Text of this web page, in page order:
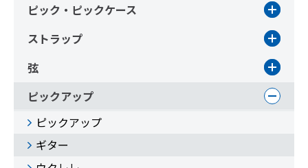
ピック・ピックケース
ストラップ
弦
ピックアップ
ピックアップ
ギター